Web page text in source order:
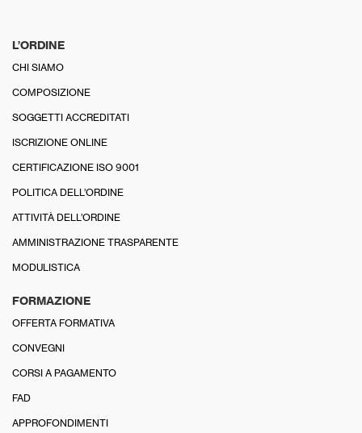
L’ORDINE
CHI SIAMO
COMPOSIZIONE
SOGGETTI ACCREDITATI
ISCRIZIONE ONLINE
CERTIFICAZIONE ISO 9001
POLITICA DELL’ORDINE
ATTIVITÀ DELL’ORDINE
AMMINISTRAZIONE TRASPARENTE
MODULISTICA
FORMAZIONE
OFFERTA FORMATIVA
CONVEGNI
CORSI A PAGAMENTO
FAD
APPROFONDIMENTI